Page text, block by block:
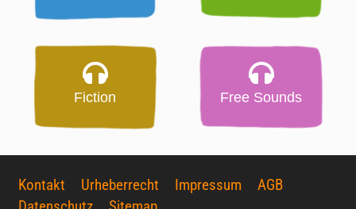
Fiction Free Sounds
Kontakt Urheberrecht Impressum
AGB